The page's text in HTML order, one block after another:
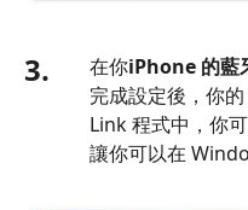
3. 在你iPhone 的藍
完成設定後，你
Link 程式中，你
讓你可以在